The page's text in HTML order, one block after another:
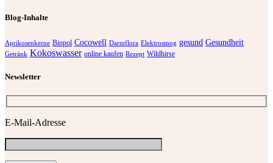
Blog-Inhalte
Aprikosenkerne Biopol Cocowell Darmflora Elektrosmog gesund Gesundheit
Getränk Kokoswasser online kaufen Rezept Wildhirse
Newsletter
E-Mail-Adresse